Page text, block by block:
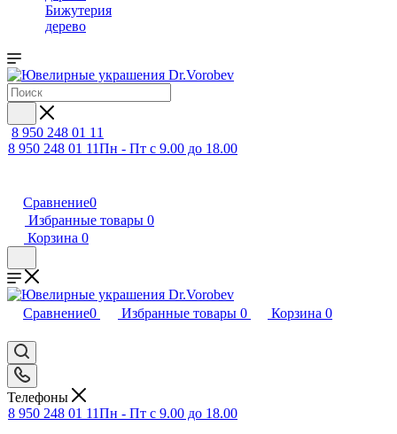
Бижутерия
дерево
8 950 248 01 11
8 950 248 01 11Пн - Пт с 9.00 до 18.00
Сравнение0
Избранные товары 0
Корзина 0
Сравнение0 Избранные товары 0 Корзина 0
Телефоны
8 950 248 01 11Пн - Пт с 9.00 до 18.00